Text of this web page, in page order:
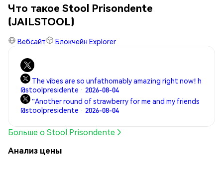
Что такое Stool Prisondente
(JAILSTOOL)
Вебсайт Блокчейн Explorer
The vibes are so unfathomably amazing right now! h
@stoolpresidente · 2026-08-04
"Another round of strawberry for me and my friends
@stoolpresidente · 2026-08-04
Больше о Stool Prisondente
Анализ цены